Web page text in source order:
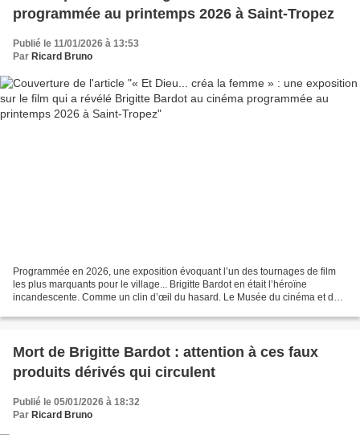
programmée au printemps 2026 à Saint-Tropez
Publié le 11/01/2026 à 13:53
Par Ricard Bruno
Programmée en 2026, une exposition évoquant l’un des tournages de film
les plus marquants pour le village... Brigitte Bardot en était l’héroïne
incandescente. Comme un clin d’œil du hasard. Le Musée du cinéma et de
Mort de Brigitte Bardot : attention à ces faux
produits dérivés qui circulent
Publié le 05/01/2026 à 18:32
Par Ricard Bruno